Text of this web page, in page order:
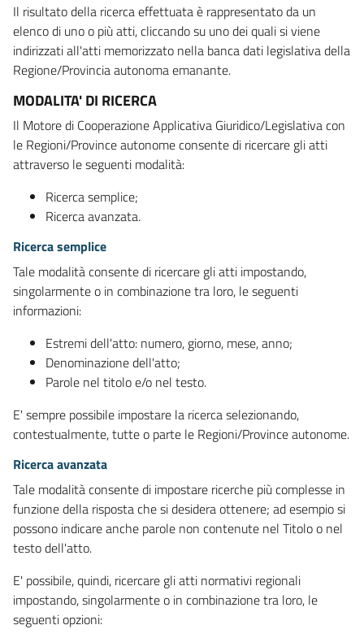
Il risultato della ricerca effettuata è rappresentato da un
elenco di uno o più atti, cliccando su uno dei quali si viene
indirizzati all'atti memorizzato nella banca dati legislativa della
Regione/Provincia autonoma emanante.
MODALITA' DI RICERCA
Il Motore di Cooperazione Applicativa Giuridico/Legislativa con
le Regioni/Province autonome consente di ricercare gli atti
attraverso le seguenti modalità:
Ricerca semplice;
Ricerca avanzata.
Ricerca semplice
Tale modalità consente di ricercare gli atti impostando,
singolarmente o in combinazione tra loro, le seguenti
informazioni:
Estremi dell'atto: numero, giorno, mese, anno;
Denominazione dell'atto;
Parole nel titolo e/o nel testo.
E' sempre possibile impostare la ricerca selezionando,
contestualmente, tutte o parte le Regioni/Province autonome.
Ricerca avanzata
Tale modalità consente di impostare ricerche più complesse in
funzione della risposta che si desidera ottenere; ad esempio si
possono indicare anche parole non contenute nel Titolo o nel
testo dell'atto.
E' possibile, quindi, ricercare gli atti normativi regionali
impostando, singolarmente o in combinazione tra loro, le
seguenti opzioni: